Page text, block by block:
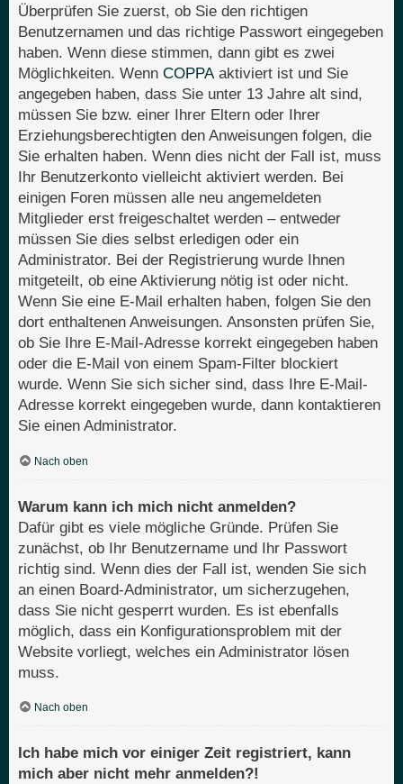
Überprüfen Sie zuerst, ob Sie den richtigen
Benutzernamen und das richtige Passwort eingegeben
haben. Wenn diese stimmen, dann gibt es zwei
Möglichkeiten. Wenn COPPAaktiviert ist und Sie
angegeben haben, dass Sie unter 13 Jahre alt sind,
müssen Sie bzw. einer Ihrer Eltern oder Ihrer
Erziehungsberechtigten den Anweisungen folgen, die
Sie erhalten haben. Wenn dies nicht der Fall ist, muss
Ihr Benutzerkonto vielleicht aktiviert werden. Bei
einigen Foren müssen alle neu angemeldeten
Mitglieder erst freigeschaltet werden – entweder
müssen Sie dies selbst erledigen oder ein
Administrator. Bei der Registrierung wurde Ihnen
mitgeteilt, ob eine Aktivierung nötig ist oder nicht.
Wenn Sie eine E-Mail erhalten haben, folgen Sie den
dort enthaltenen Anweisungen. Ansonsten prüfen Sie,
ob Sie Ihre E-Mail-Adresse korrekt eingegeben haben
oder die E-Mail von einem Spam-Filter blockiert
wurde. Wenn Sie sich sicher sind, dass Ihre E-Mail-
Adresse korrekt eingegeben wurde, dann kontaktieren
Sie einen Administrator.
Nach oben
Warum kann ich mich nicht anmelden?
Dafür gibt es viele mögliche Gründe. Prüfen Sie
zunächst, ob Ihr Benutzername und Ihr Passwort
richtig sind. Wenn dies der Fall ist, wenden Sie sich
an einen Board-Administrator, um sicherzugehen,
dass Sie nicht gesperrt wurden. Es ist ebenfalls
möglich, dass ein Konfigurationsproblem mit der
Website vorliegt, welches ein Administrator lösen
muss.
Nach oben
Ich habe mich vor einiger Zeit registriert, kann
mich aber nicht mehr anmelden?!